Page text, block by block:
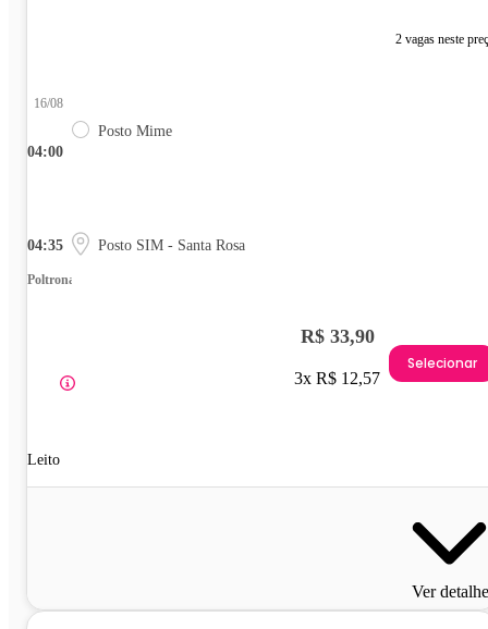
2 vagas neste
04:00
16/08
Posto Mime
04:35 Posto SIM - Santa Rosa
Poltrona
Leito
R$ 33,90
3x R$ 12,57
Selecionar
Ver